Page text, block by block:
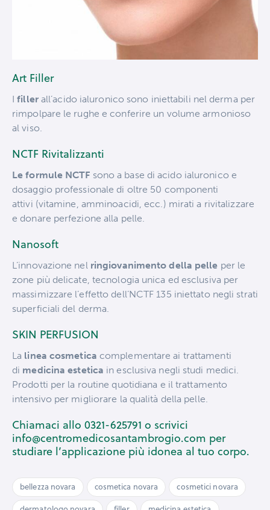
Art Filler
Ifillerall’acido ialuronico sono iniettabili nel derma per
rimpolpare le rughe e conferire un volume armonioso
al viso.
NCTF Rivitalizzanti
Le formule NCTF sono a base di acido ialuronico e
dosaggio professionale di oltre 50 componenti
attivi (vitamine, amminoacidi, ecc.) mirati a rivitalizzare
e donare perfezione alla pelle.
Nanosoft
L’innovazione nel ringiovanimento della pelle per le
zone più delicate, tecnologia unica ed esclusiva per
massimizzare l’effetto dell’NCTF 135 iniettato negli strati
superficiali del derma.
SKIN PERFUSION
La linea cosmetica complementare ai trattamenti
di medicina estetica in esclusiva negli studi medici.
Prodotti per la routine quotidiana e il trattamento
intensivo per migliorare la qualità della pelle.
Chiamaci allo 0321-625791 o scrivici
info@centromedicosantambrogio.com per
studiare l’applicazione più idonea al tuo corpo.
bellezza novara cosmetica novara cosmetici novara